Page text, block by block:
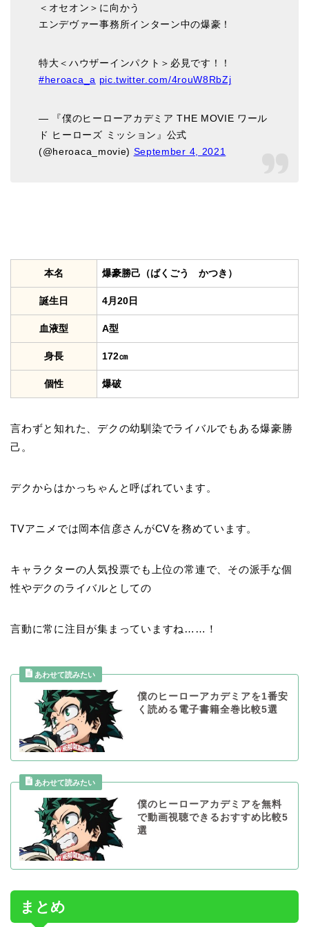
＜オセオン＞に向かう
エンデヴァー事務所インターン中の爆豪！
特大＜ハウザーインパクト＞必見です！！
#heroaca_a pic.twitter.com/4rouW8RbZj
— 『僕のヒーローアカデミア THE MOVIE ワール
ド ヒーローズ ミッション』公式
(@heroaca_movie) September 4, 2021
本名 爆豪勝己（ばくごう かつき）
誕生日 4月20日
血液型 A型
身長 172㎝
個性 爆破
言わずと知れた、デクの幼馴染でライバルでもある爆豪勝
己。
デクからはかっちゃんと呼ばれています。
TVアニメでは岡本信彦さんがCVを務めています。
キャラクターの人気投票でも上位の常連で、その派手な個
性やデクのライバルとしての
言動に常に注目が集まっていますね……！
僕のヒーローアカデミアを1番安
く読める電子書籍全巻比較5選
僕のヒーローアカデミアを無料
で動画視聴できるおすすめ比較5
選
まとめ